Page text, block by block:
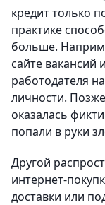
кредит только
практике
больше.
сайте вакансий
работодателя
личности.
оказалась
попали в руки
Другой
интернет-
доставки или